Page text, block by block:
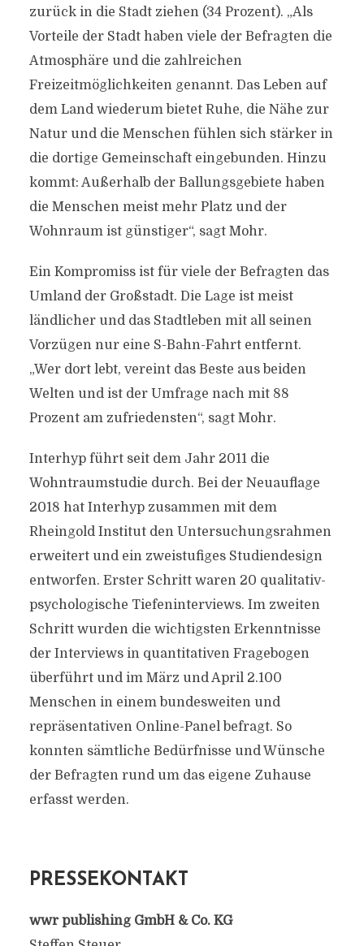
zurück in die Stadt ziehen (34 Prozent). „Als
Vorteile der Stadt haben viele der Befragten die
Atmosphäre und die zahlreichen
Freizeitmöglichkeiten genannt. Das Leben auf
dem Land wiederum bietet Ruhe, die Nähe zur
Natur und die Menschen fühlen sich stärker in
die dortige Gemeinschaft eingebunden. Hinzu
kommt: Außerhalb der Ballungsgebiete haben
die Menschen meist mehr Platz und der
Wohnraum ist günstiger“, sagt Mohr.
Ein Kompromiss ist für viele der Befragten das
Umland der Großstadt. Die Lage ist meist
ländlicher und das Stadtleben mit all seinen
Vorzügen nur eine S-Bahn-Fahrt entfernt.
„Wer dort lebt, vereint das Beste aus beiden
Welten und ist der Umfrage nach mit 88
Prozent am zufriedensten“, sagt Mohr.
Interhyp führt seit dem Jahr 2011 die
Wohntraumstudie durch. Bei der Neuauflage
2018 hat Interhyp zusammen mit dem
Rheingold Institut den Untersuchungsrahmen
erweitert und ein zweistufiges Studiendesign
entworfen. Erster Schritt waren 20 qualitativ-
psychologische Tiefeninterviews. Im zweiten
Schritt wurden die wichtigsten Erkenntnisse
der Interviews in quantitativen Fragebogen
überführt und im März und April 2.100
Menschen in einem bundesweiten und
repräsentativen Online-Panel befragt. So
konnten sämtliche Bedürfnisse und Wünsche
der Befragten rund um das eigene Zuhause
erfasst werden.
PRESSEKONTAKT
wwr publishing GmbH & Co. KG